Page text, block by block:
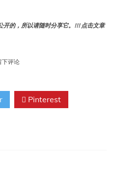
开的，所以请随时分享它。!!! 点击文章
（新
下评论
Pinterest